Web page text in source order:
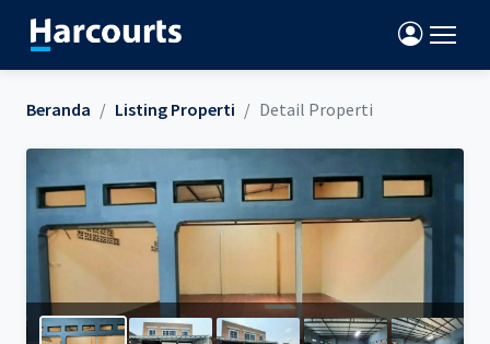
Beranda Listing Properti Detail Properti